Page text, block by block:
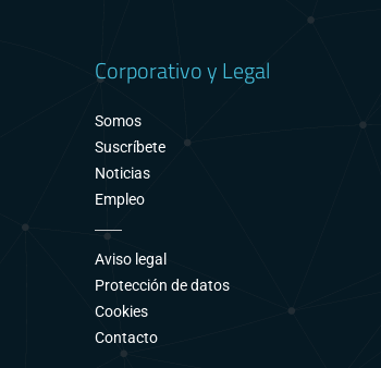
Corporativo y Legal
Somos
Suscríbete
Noticias
Empleo
Aviso legal
Protección de datos
Cookies
Contacto